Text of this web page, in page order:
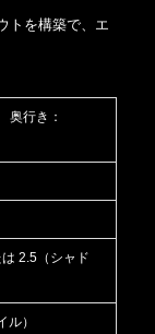
トを構築で、エ
行き：
2.5（シャド
）